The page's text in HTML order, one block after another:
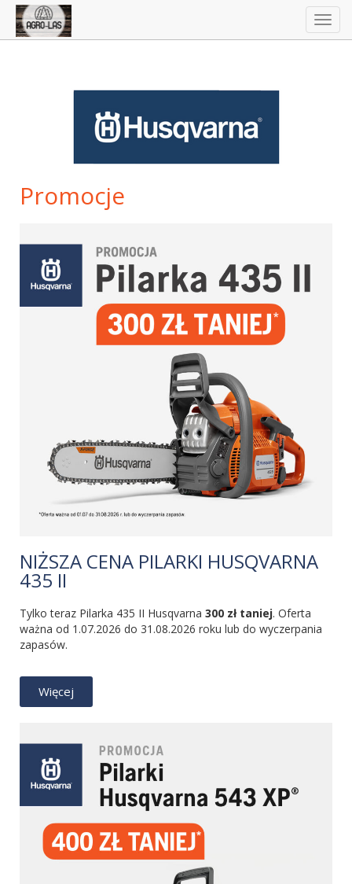
Promocje
NIŻSZA CENA PILARKI HUSQVARNA
435 II
Tylko teraz Pilarka 435 II Husqvarna 300 zł taniej. Oferta
ważna od 1.07.2026 do 31.08.2026 roku lub do wyczerpania
zapasów.
Więcej